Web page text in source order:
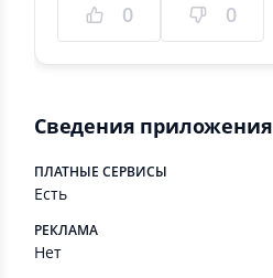
0 0
Сведения приложения
ПЛАТНЫЕ СЕРВИСЫ
Есть
РЕКЛАМА
Нет